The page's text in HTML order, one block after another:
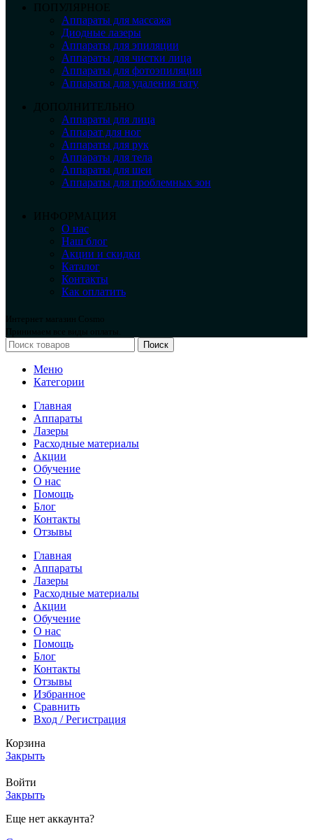
ПОПУЛЯРНОЕ
Аппараты для массажа
Диодные лазеры
Аппараты для эпиляции
Аппараты для чистки лица
Аппараты для фотоэпиляции
Аппараты для удаления тату
ДОПОЛНИТЕЛЬНО
Аппараты для лица
Аппарат для ног
Аппараты для рук
Аппараты для тела
Аппараты для шеи
Аппараты для проблемных зон
ИНФОРМАЦИЯ
О нас
Наш блог
Акции и скидки
Каталог
Контакты
Как оплатить
Интернет магазин Cosmo
Принимаем все виды оплаты.
Поиск
Меню
Категории
Главная
Аппараты
Лазеры
Расходные материалы
Акции
Обучение
О нас
Помощь
Блог
Контакты
Отзывы
Главная
Аппараты
Лазеры
Расходные материалы
Акции
Обучение
О нас
Помощь
Блог
Контакты
Отзывы
Избранное
Сравнить
Вход / Регистрация
Корзина
Закрыть
Войти
Закрыть
Еще нет аккаунта?